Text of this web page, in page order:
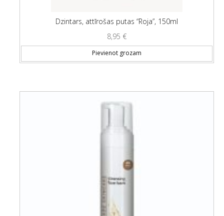
Dzintars, attīrošas putas “Roja”, 150ml
8,95 €
Pievienot grozam